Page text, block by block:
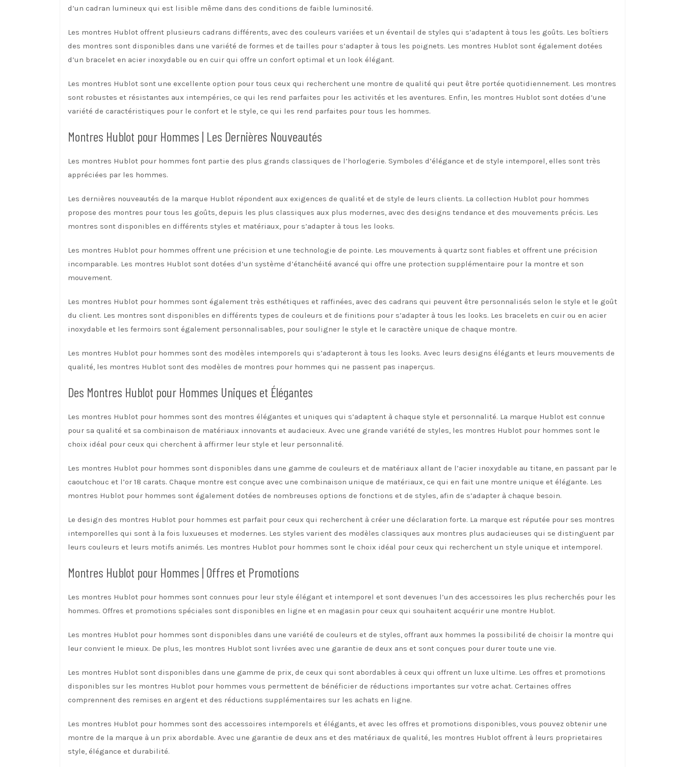
d’un cadran lumineux qui est lisible même dans des conditions de faible luminosité.
Les montres Hublot offrent plusieurs cadrans différents, avec des couleurs variées et un éventail de styles qui s’adaptent à tous les goûts. Les boîtiers
des montres sont disponibles dans une variété de formes et de tailles pour s’adapter à tous les poignets. Les montres Hublot sont également dotées
d’un bracelet en acier inoxydable ou en cuir qui offre un confort optimal et un look élégant.
Les montres Hublot sont une excellente option pour tous ceux qui recherchent une montre de qualité qui peut être portée quotidiennement. Les montres
sont robustes et résistantes aux intempéries, ce qui les rend parfaites pour les activités et les aventures. Enfin, les montres Hublot sont dotées d’une
variété de caractéristiques pour le confort et le style, ce qui les rend parfaites pour tous les hommes.
Montres Hublot pour Hommes | Les Dernières Nouveautés
Les montres Hublot pour hommes font partie des plus grands classiques de l’horlogerie. Symboles d’élégance et de style intemporel, elles sont très
appréciées par les hommes.
Les dernières nouveautés de la marque Hublot répondent aux exigences de qualité et de style de leurs clients. La collection Hublot pour hommes
propose des montres pour tous les goûts, depuis les plus classiques aux plus modernes, avec des designs tendance et des mouvements précis. Les
montres sont disponibles en différents styles et matériaux, pour s’adapter à tous les looks.
Les montres Hublot pour hommes offrent une précision et une technologie de pointe. Les mouvements à quartz sont fiables et offrent une précision
incomparable. Les montres Hublot sont dotées d’un système d’étanchéité avancé qui offre une protection supplémentaire pour la montre et son
mouvement.
Les montres Hublot pour hommes sont également très esthétiques et raffinées, avec des cadrans qui peuvent être personnalisés selon le style et le goût
du client. Les montres sont disponibles en différents types de couleurs et de finitions pour s’adapter à tous les looks. Les bracelets en cuir ou en acier
inoxydable et les fermoirs sont également personnalisables, pour souligner le style et le caractère unique de chaque montre.
Les montres Hublot pour hommes sont des modèles intemporels qui s’adapteront à tous les looks. Avec leurs designs élégants et leurs mouvements de
qualité, les montres Hublot sont des modèles de montres pour hommes qui ne passent pas inaperçus.
Des Montres Hublot pour Hommes Uniques et Élégantes
Les montres Hublot pour hommes sont des montres élégantes et uniques qui s’adaptent à chaque style et personnalité. La marque Hublot est connue
pour sa qualité et sa combinaison de matériaux innovants et audacieux. Avec une grande variété de styles, les montres Hublot pour hommes sont le
choix idéal pour ceux qui cherchent à affirmer leur style et leur personnalité.
Les montres Hublot pour hommes sont disponibles dans une gamme de couleurs et de matériaux allant de l’acier inoxydable au titane, en passant par le
caoutchouc et l’or 18 carats. Chaque montre est conçue avec une combinaison unique de matériaux, ce qui en fait une montre unique et élégante. Les
montres Hublot pour hommes sont également dotées de nombreuses options de fonctions et de styles, afin de s’adapter à chaque besoin.
Le design des montres Hublot pour hommes est parfait pour ceux qui recherchent à créer une déclaration forte. La marque est réputée pour ses montres
intemporelles qui sont à la fois luxueuses et modernes. Les styles varient des modèles classiques aux montres plus audacieuses qui se distinguent par
leurs couleurs et leurs motifs animés. Les montres Hublot pour hommes sont le choix idéal pour ceux qui recherchent un style unique et intemporel.
Montres Hublot pour Hommes | Offres et Promotions
Les montres Hublot pour hommes sont connues pour leur style élégant et intemporel et sont devenues l’un des accessoires les plus recherchés pour les
hommes. Offres et promotions spéciales sont disponibles en ligne et en magasin pour ceux qui souhaitent acquérir une montre Hublot.
Les montres Hublot pour hommes sont disponibles dans une variété de couleurs et de styles, offrant aux hommes la possibilité de choisir la montre qui
leur convient le mieux. De plus, les montres Hublot sont livrées avec une garantie de deux ans et sont conçues pour durer toute une vie.
Les montres Hublot sont disponibles dans une gamme de prix, de ceux qui sont abordables à ceux qui offrent un luxe ultime. Les offres et promotions
disponibles sur les montres Hublot pour hommes vous permettent de bénéficier de réductions importantes sur votre achat. Certaines offres
comprennent des remises en argent et des réductions supplémentaires sur les achats en ligne.
Les montres Hublot pour hommes sont des accessoires intemporels et élégants, et avec les offres et promotions disponibles, vous pouvez obtenir une
montre de la marque à un prix abordable. Avec une garantie de deux ans et des matériaux de qualité, les montres Hublot offrent à leurs proprietaires
style, élégance et durabilité.